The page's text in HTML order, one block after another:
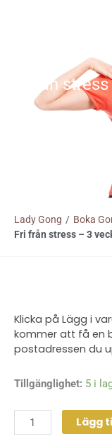
Fri från
Lady Gong / Boka
Fri från stress – 3
Klicka på Lägg i
kommer att få en
postadressen du
Tillgänglighet: 5 i
Fri
stress
-
Lägg